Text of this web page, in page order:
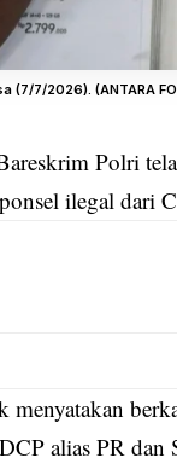
(7/7/2026). (ANTARA
Polri
ponsel ilegal dari
alias PR dan